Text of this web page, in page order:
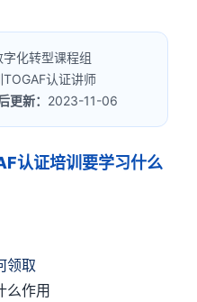
化转型课程组
认证讲师
更新： 2023-11-06
认证培训要学习什么
领取
么作用